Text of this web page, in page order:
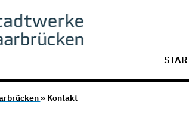
» Kontakt